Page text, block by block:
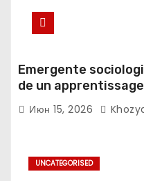
Emergente
de un
sur les espaces
Июн 15, 2026
UNCATEGORISED